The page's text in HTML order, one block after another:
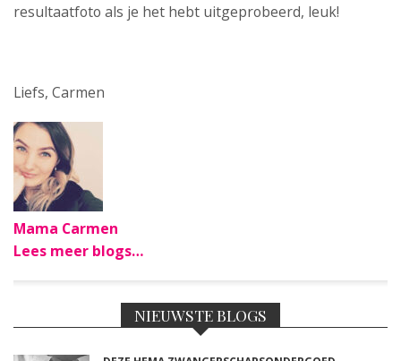
resultaatfoto als je het hebt uitgeprobeerd, leuk!
Liefs, Carmen
Mama Carmen
Lees meer blogs…
NIEUWSTE BLOGS